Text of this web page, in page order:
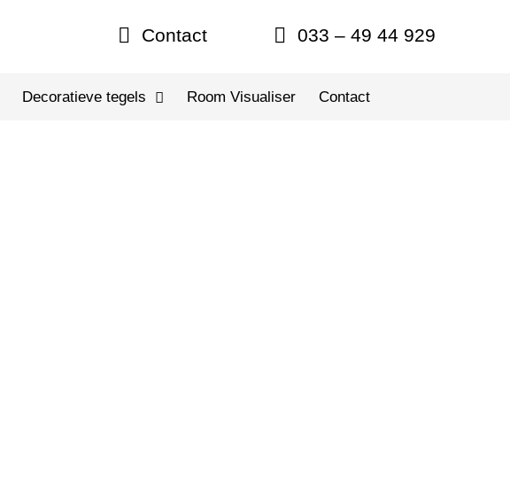
Contact 033 – 49 44 929
Decoratieve tegels Room Visualiser Contact